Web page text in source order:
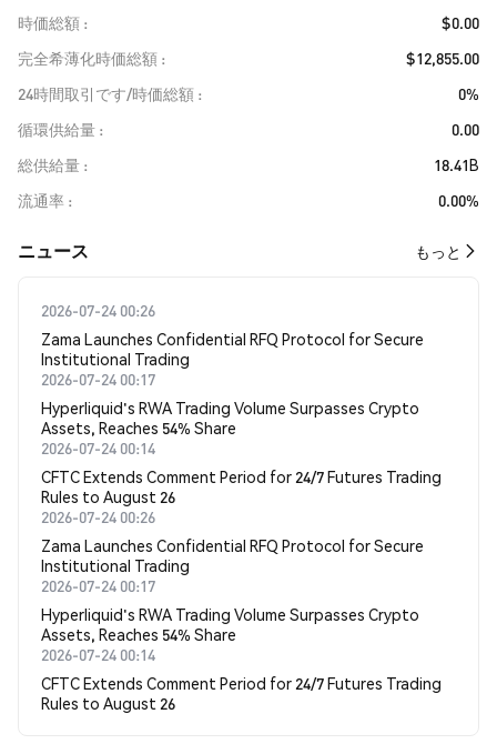
時価総額
$0.00
完全希薄化時価総額
$12,855.00
24時間取引です/時価総額
0%
循環供給量
0.00
総供給量
18.41B
流通率
0.00%
​​ニュース​​ もっと
2026-07-24 00:26
Zama Launches Confidential RFQ Protocol for Secure
Institutional Trading
2026-07-24 00:17
Hyperliquid's RWA Trading Volume Surpasses Crypto
Assets, Reaches 54% Share
2026-07-24 00:14
CFTC Extends Comment Period for 24/7 Futures Trading
Rules to August 26
2026-07-24 00:26
Zama Launches Confidential RFQ Protocol for Secure
Institutional Trading
2026-07-24 00:17
Hyperliquid's RWA Trading Volume Surpasses Crypto
Assets, Reaches 54% Share
2026-07-24 00:14
CFTC Extends Comment Period for 24/7 Futures Trading
Rules to August 26